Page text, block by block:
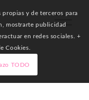
propias y de terceros para
mostrarte publicidad
en redes sociales. +
Cookies.
TODO